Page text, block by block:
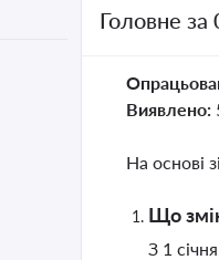
Головне за
Виявлено:
На основі
Що
З 1